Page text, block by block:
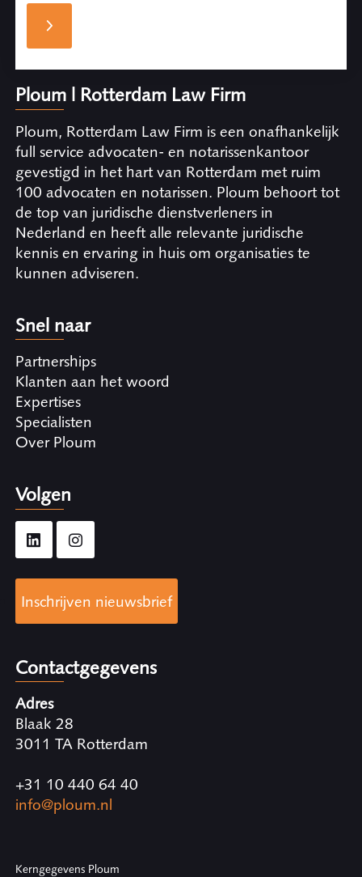
Ploum | Rotterdam Law Firm
Ploum, Rotterdam Law Firm is een onafhankelijk
full service advocaten- en notarissenkantoor
gevestigd in het hart van Rotterdam met ruim
100 advocaten en notarissen. Ploum behoort tot
de top van juridische dienstverleners in
Nederland en heeft alle relevante juridische
kennis en ervaring in huis om organisaties te
kunnen adviseren.
Snel naar
Partnerships
Klanten aan het woord
Expertises
Specialisten
Over Ploum
Volgen
Inschrijven nieuwsbrief
Contactgegevens
Adres
Blaak 28
3011 TA Rotterdam
+31 10 440 64 40
info@ploum.nl
Kerngegevens Ploum